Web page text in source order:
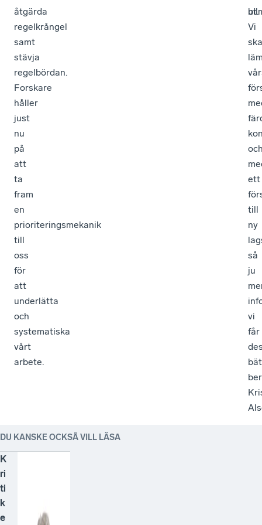
åtgärda
regelkrångel
samt
stävja
regelbördan.
Forskare
håller
just
nu
på
att
ta
fram
en
prioriteringsmekanik
till
oss
för
att
underlätta
och
systematiska
vårt
arbete.
ut.
Vi
ska
ett
till
ny
så
ju
vi
får
DU KANSKE OCKSÅ VILL LÄSA
K
ri
ti
k
e